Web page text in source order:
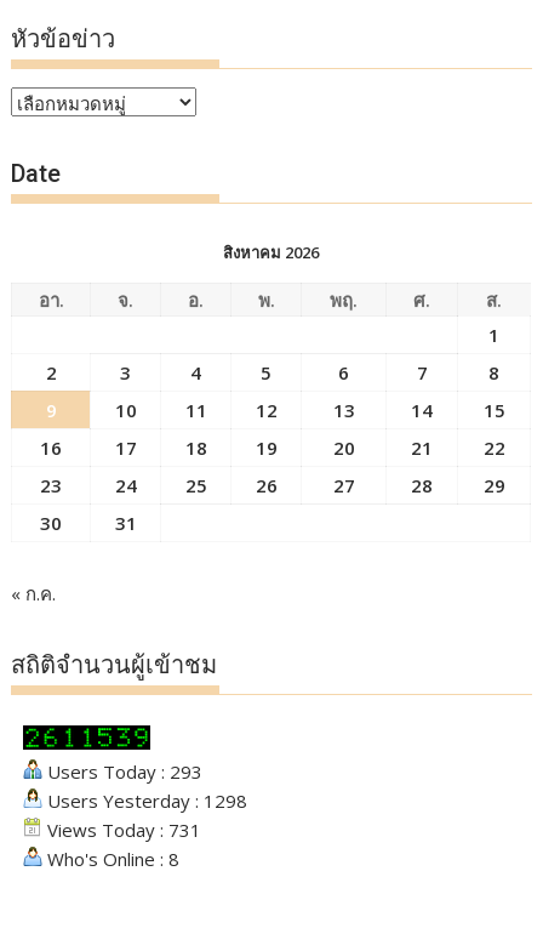
หัวข้อข่าว
หัวข้อ
Date
สิงหาคม 2026
อา. จ. อ. พ. พฤ. ศ.
ส.
1
2
3 4 5 6 7
8
9
10 11 12 13 14
15
16
17 18 19 20 21
22
23
24 25 26 27 28
29
30
31
« ก.ค.
สถิติจำนวนผู้เข้าชม
Users Today : 293
Users Yesterday : 1298
Views Today : 731
Who's Online : 8